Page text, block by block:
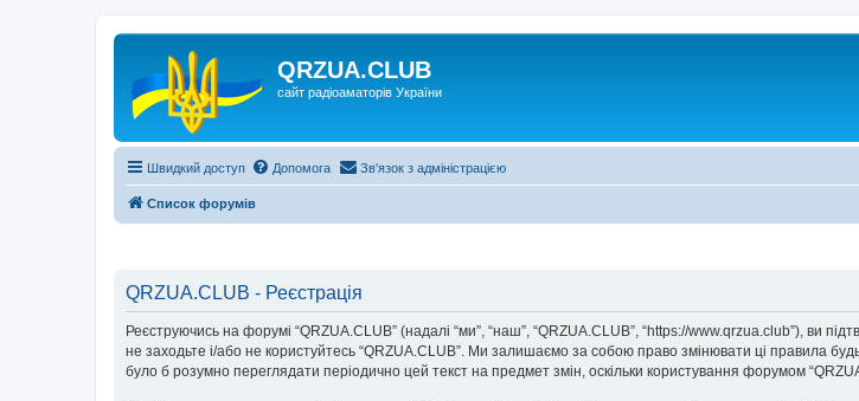
QRZUA.CLUB
сайт радіоаматорів України
Швидкий доступ Допомога Зв'язок з адміністрацією
Список форумів
QRZUA.CLUB - Реєстрація
Реєструючись на форумі “QRZUA.CLUB” (надалі “ми”, “наш”, “QRZUA.CLUB”, “https://www.qrzua.club”), ви
не заходьте і/або не користуйтесь “QRZUA.CLUB”. Ми залишаємо за собою право змінювати ці правила
було б розумно переглядати періодично цей текст на предмет змін, оскільки користування форумом